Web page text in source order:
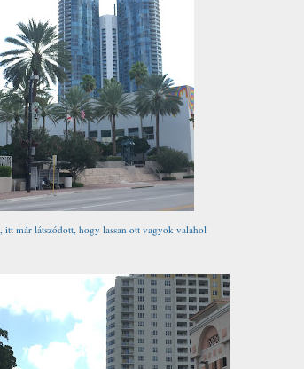
itt már látszódott, hogy lassan ott vagyok valahol